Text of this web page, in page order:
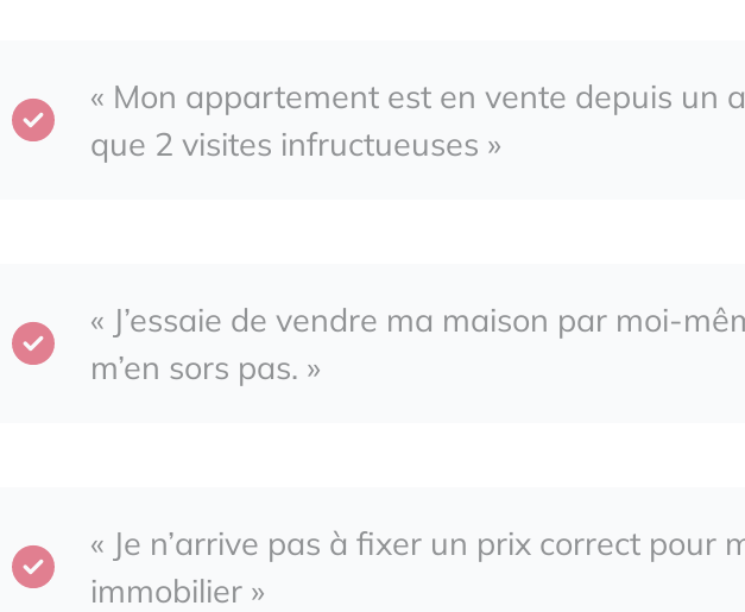
« Mon appartement est en vente depuis un
que 2 visites infructueuses »
« J’essaie de vendre ma maison par moi-
m’en sors pas. »
« Je n’arrive pas à fixer un prix correct pour
immobilier »